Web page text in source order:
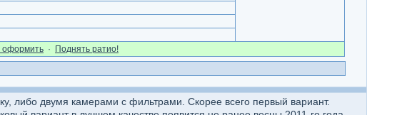
оформить · Поднять ратио!
либо двумя камерами с фильтрами. Скорее всего первый вариант.